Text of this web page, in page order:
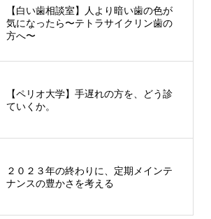
【白い歯相談室】人より暗い歯の色が
気になったら〜テトラサイクリン歯の
方へ〜
【ペリオ大学】手遅れの方を、どう診
ていくか。
２０２３年の終わりに、定期メインテ
ナンスの豊かさを考える